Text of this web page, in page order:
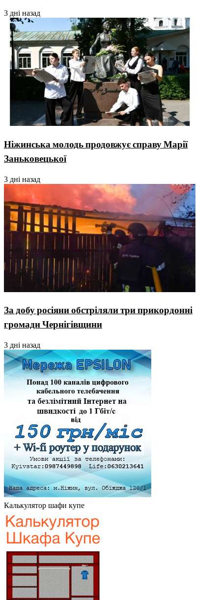
3 дні назад
Ніжинська молодь продовжує справу Марії
Заньковецької
3 дні назад
За добу росіяни обстріляли три прикордонні
громади Чернігівщини
3 дні назад
Калькулятор шафи купе